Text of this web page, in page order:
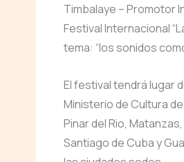
Timbalaye – Promotor
Festival Internacional
tema: “los sonidos
El festival tendrá lugar
Ministerio de Cultura
Pinar del Rio,
Santiago de Cuba y